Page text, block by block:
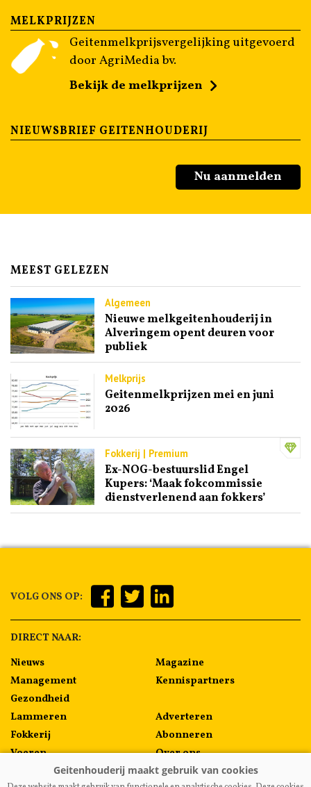
MELKPRIJZEN
Geitenmelkprijsvergelijking uitgevoerd
door AgriMedia bv.
Bekijk de melkprijzen
NIEUWSBRIEF GEITENHOUDERIJ
Nu aanmelden
MEEST GELEZEN
Algemeen
Nieuwe melkgeitenhouderij in
Alveringem opent deuren voor
publiek
Melkprijs
Geitenmelkprijzen mei en juni
2026
Fokkerij | Premium
Ex-NOG-bestuurslid Engel
Kupers: ‘Maak fokcommissie
dienstverlenend aan fokkers’
VOLG ONS OP:
DIRECT NAAR:
Nieuws
Management
Gezondheid
Lammeren
Fokkerij
Voeren
Algemeen
Magazine
Kennispartners
Adverteren
Abonneren
Over ons
Contact